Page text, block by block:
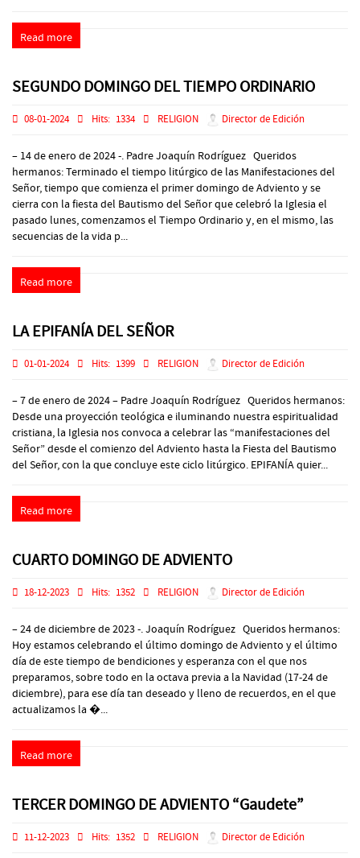
Read more
SEGUNDO DOMINGO DEL TIEMPO ORDINARIO
08-01-2024 Hits: 1334 RELIGION Director de Edición
– 14 de enero de 2024 -. Padre Joaquín Rodríguez Queridos
hermanos: Terminado el tiempo litúrgico de las Manifestaciones del
Señor, tiempo que comienza el primer domingo de Adviento y se
cierra con la fiesta del Bautismo del Señor que celebró la Iglesia el
pasado lunes, comenzamos el Tiempo Ordinario y, en el mismo, las
secuencias de la vida p...
Read more
LA EPIFANÍA DEL SEÑOR
01-01-2024 Hits: 1399 RELIGION Director de Edición
– 7 de enero de 2024 – Padre Joaquín Rodríguez Queridos hermanos:
Desde una proyección teológica e iluminando nuestra espiritualidad
cristiana, la Iglesia nos convoca a celebrar las “manifestaciones del
Señor” desde el comienzo del Adviento hasta la Fiesta del Bautismo
del Señor, con la que concluye este ciclo litúrgico. EPIFANÍA quier...
Read more
CUARTO DOMINGO DE ADVIENTO
18-12-2023 Hits: 1352 RELIGION Director de Edición
– 24 de diciembre de 2023 -. Joaquín Rodríguez Queridos hermanos:
Hoy estamos celebrando el último domingo de Adviento y el último
día de este tiempo de bendiciones y esperanza con el que nos
preparamos, sobre todo en la octava previa a la Navidad (17-24 de
diciembre), para ese día tan deseado y lleno de recuerdos, en el que
actualizamos la �...
Read more
TERCER DOMINGO DE ADVIENTO “Gaudete”
11-12-2023 Hits: 1352 RELIGION Director de Edición